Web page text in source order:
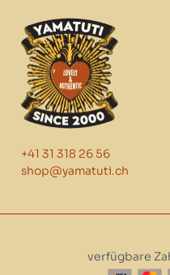
+41 31 318 26 56
shop@yamatuti.ch
verfügbare